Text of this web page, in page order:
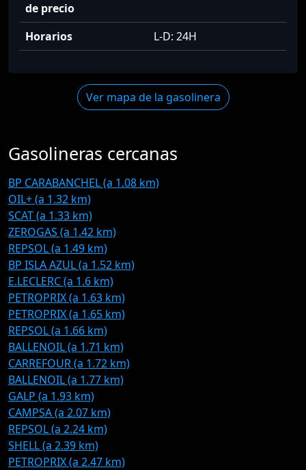
de precio
Horarios L-D: 24H
Ver mapa de la gasolinera
Gasolineras cercanas
BP CARABANCHEL (a 1.08 km)
OIL+ (a 1.32 km)
SCAT (a 1.33 km)
ZEROGAS (a 1.42 km)
REPSOL (a 1.49 km)
BP ISLA AZUL (a 1.52 km)
E.LECLERC (a 1.6 km)
PETROPRIX (a 1.63 km)
PETROPRIX (a 1.65 km)
REPSOL (a 1.66 km)
BALLENOIL (a 1.71 km)
CARREFOUR (a 1.72 km)
BALLENOIL (a 1.77 km)
GALP (a 1.93 km)
CAMPSA (a 2.07 km)
REPSOL (a 2.24 km)
SHELL (a 2.39 km)
PETROPRIX (a 2.47 km)